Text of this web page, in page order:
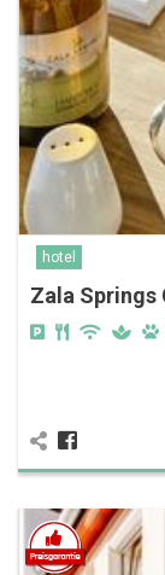
hotel
Zala Springs